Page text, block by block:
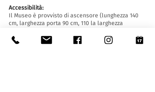
Accessibilità:
Il Museo è provvisto di ascensore (lunghezza 140
cm, larghezza porta 90 cm, 110 la larghezza
persone con difficoltà motorie.